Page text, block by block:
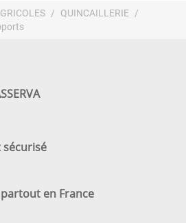
QUINCAILLERIE
sécurisé
en France